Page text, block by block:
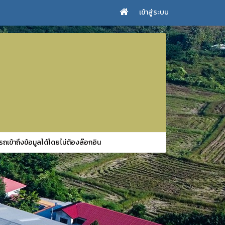
เข้าสู่ระบบ
เข้าถึงข้อมูลได้โดยไม่ต้องล๊อกอิน